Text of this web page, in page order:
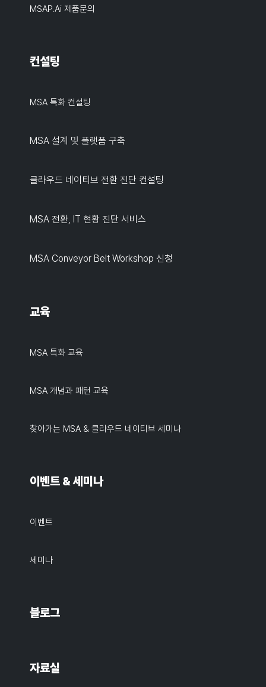
MSAP.ai 제품문의
컨설팅
MSA 특화 컨설팅
MSA 설계 및 플랫폼 구축
클라우드 네이티브 전환 진단 컨설팅
MSA 전환, IT 현황 진단 서비스
MSA Conveyor Belt Workshop 신청
교육
MSA 특화 교육
MSA 개념과 패턴 교육
찾아가는 MSA & 클라우드 네이티브 세미나
이벤트 & 세미나
이벤트
세미나
블로그
자료실